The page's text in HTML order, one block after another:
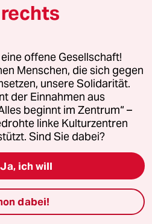
Uhr
Einschüchterung als
als
als Sicherheitsersatz,
Identitätsersatz...
gebracht.
offene Gesellschaft!
Menschen, die sich gegen
unsere Solidarität.
der Einnahmen aus
beginnt im Zentrum“ –
linke Kulturzentren
Sind Sie dabei?
Ja, ich will
dabei!